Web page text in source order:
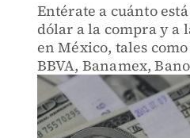
Entérate a cuánto
dólar a la compra y a
en México, tales
BBVA, Banamex,